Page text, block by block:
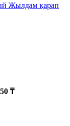
Жылдам қарап
₸